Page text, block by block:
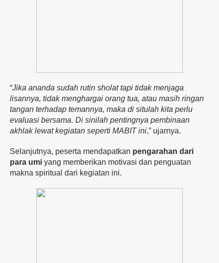
“Jika ananda sudah rutin sholattapi tidakmenjaga
lisannya, tidakmenghargai orang tua, atau masih ringan
tangan terhadap temannya, maka di situlah kita perlu
evaluasi bersama. Di sinilah pentingnya pembinaan
akhlaklewatkegiatan seperti MABIT ini,” ujarnya.
Selanjutnya, peserta mendapatkan pengarahan dari
para umi yang memberikan motivasi dan penguatan
makna spiritual dari kegiatan ini.